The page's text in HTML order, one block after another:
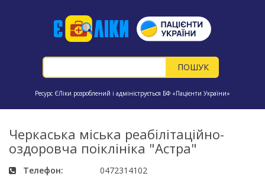
Ресурс ЄЛіки розроблений і адмініструється БФ «Пацієнти України»
Черкаська міська реабілітаційно-
оздоровча поіклініка "Астра"
Телефон: 0472314102